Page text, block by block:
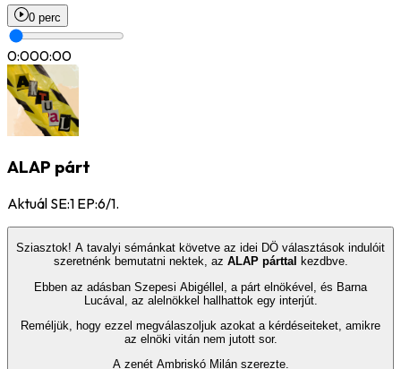
0 perc
0:000:00
ALAP párt
Aktuál SE:1 EP:6/1.
Sziasztok! A tavalyi sémánkat követve az idei DÖ választások indulóit
szeretnénk bemutatni nektek, az ALAP párttal kezdbve.
Ebben az adásban Szepesi Abigéllel, a párt elnökével, és Barna
Lucával, az alelnökkel hallhattok egy interjút.
Reméljük, hogy ezzel megválaszoljuk azokat a kérdéseiteket, amikre
az elnöki vitán nem jutott sor.
A zenét Ambriskó Milán szerezte.